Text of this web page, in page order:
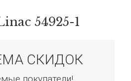
54925-1
СКИДОК